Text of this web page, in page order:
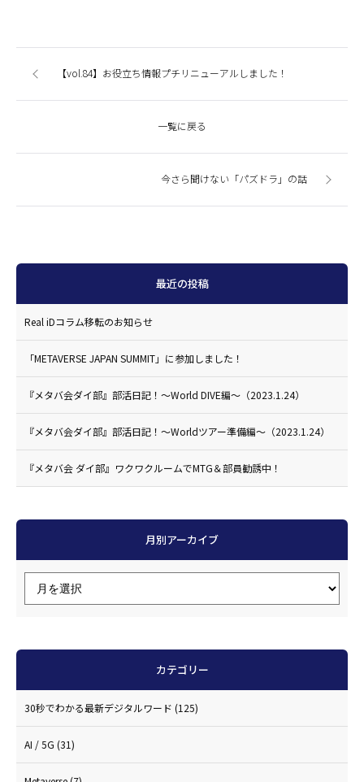
【vol.84】お役立ち情報プチリニューアルしました！
一覧に戻る
今さら聞けない「パズドラ」の話
最近の投稿
Real iDコラム移転のお知らせ
「METAVERSE JAPAN SUMMIT」に参加しました！
『メタバ会ダイ部』部活日記！〜World DIVE編〜（2023.1.24）
『メタバ会ダイ部』部活日記！〜Worldツアー準備編〜（2023.1.24）
『メタバ会 ダイ部』ワクワクルームでMTG＆部員勧誘中！
月別アーカイブ
カテゴリー
30秒でわかる最新デジタルワード (125)
AI / 5G (31)